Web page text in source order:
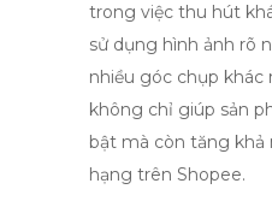
trong việc thu hút
sử dụng hình ảnh rõ
nhiều góc chụp khác
không chỉ giúp sản
bật mà còn tăng khả
hạng trên Shopee.